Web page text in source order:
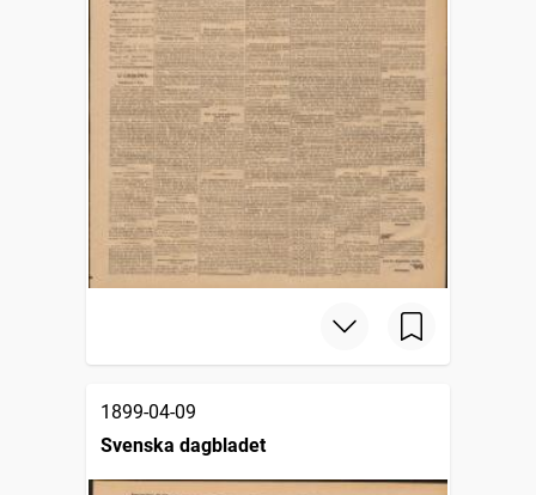
1899-04-09
Svenska dagbladet